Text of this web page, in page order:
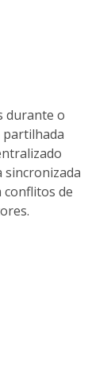
durante o
partilhada
sincronizada
conflitos de